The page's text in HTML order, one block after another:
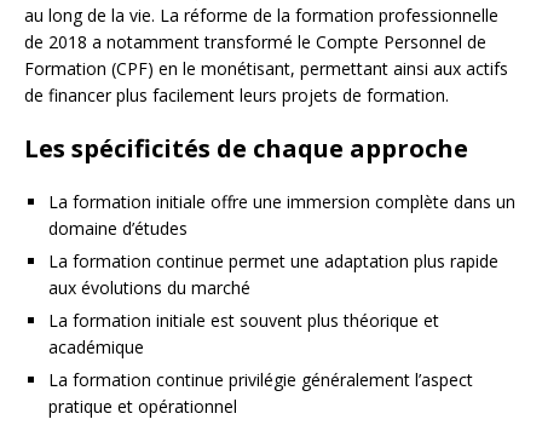
au long de la vie. La réforme de la formation professionnelle
de 2018 a notamment transformé le Compte Personnel de
Formation (CPF) en le monétisant, permettant ainsi aux actifs
de financer plus facilement leurs projets de formation.
Les spécificités de chaque approche
La formation initiale offre une immersion complète dans un
domaine d’études
La formation continue permet une adaptation plus rapide
aux évolutions du marché
La formation initiale est souvent plus théorique et
académique
La formation continue privilégie généralement l’aspect
pratique et opérationnel